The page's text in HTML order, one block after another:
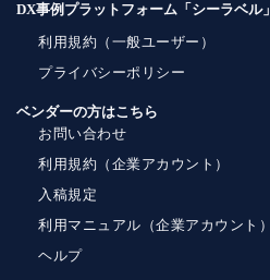
DX事例プラットフォーム「シーラベル」
利用規約（一般ユーザー）
プライバシーポリシー
ベンダーの方はこちら
お問い合わせ
利用規約（企業アカウント）
入稿規定
利用マニュアル（企業アカウント）
ヘルプ